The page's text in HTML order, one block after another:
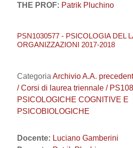
THE PROF: Patrik Pluchino
PSN1030577 - PSICOLOGIA DEL
ORGANIZZAZIONI 2017-2018
Categoria Archivio A.A.
/ Corsi di laurea triennale /
PSICOLOGICHE COGNITIVE E
PSICOBIOLOGICHE
Docente: Luciano Gamberini